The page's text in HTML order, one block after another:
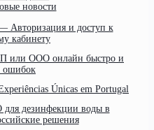
новости
Авторизация и доступ к
кабинету
или ООО онлайн быстро и
ошибок
Únicas em Portugal
для дезинфекции воды в
решения